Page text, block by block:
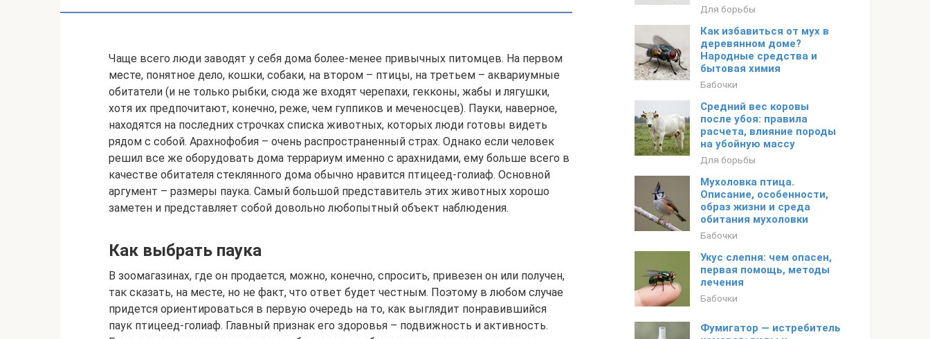
Чаще всего люди заводят у себя дома более-менее привычных питомцев. На первом
месте, понятное дело, кошки, собаки, на втором – птицы, на третьем – аквариумные
обитатели (и не только рыбки, сюда же входят черепахи, гекконы, жабы и лягушки,
хотя их предпочитают, конечно, реже, чем гуппиков и меченосцев). Пауки, наверное,
находятся на последних строчках списка животных, которых люди готовы видеть
рядом с собой. Арахнофобия – очень распространенный страх. Однако если человек
решил все же оборудовать дома террариум именно с арахнидами, ему больше всего в
качестве обитателя стеклянного дома обычно нравится птицеед-голиаф. Основной
аргумент – размеры паука. Самый большой представитель этих животных хорошо
заметен и представляет собой довольно любопытный объект наблюдения.
Как выбрать паука
В зоомагазинах, где он продается, можно, конечно, спросить, привезен он или получен,
так сказать, на месте, но не факт, что ответ будет честным. Поэтому в любом случае
придется ориентироваться в первую очередь на то, как выглядит понравившийся
паук птицеед-голиаф. Главный признак его здоровья – подвижность и активность.
Для борьбы
Как избавиться от мух в
деревянном доме?
Народные средства и
бытовая химия
Бабочки
Средний вес коровы
после убоя: правила
расчета, влияние породы
на убойную массу
Для борьбы
Мухоловка птица.
Описание, особенности,
образ жизни и среда
обитания мухоловки
Бабочки
Укус слепня: чем опасен,
первая помощь, методы
лечения
Бабочки
Фумигатор — истребитель